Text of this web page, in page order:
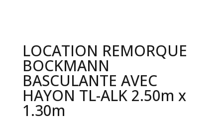
LOCATION REMORQUE
BOCKMANN
BASCULANTE AVEC
HAYON TL-ALK 2.50m x
1.30m